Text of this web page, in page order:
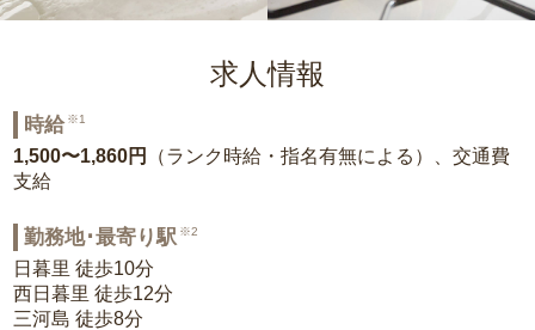
求人情報
時給 ※1
1,500〜1,860円
（ランク時給・指名有無による）、交通費
支給
勤務地･最寄り駅 ※2
日暮里 徒歩10分
西日暮里 徒歩12分
三河島 徒歩8分